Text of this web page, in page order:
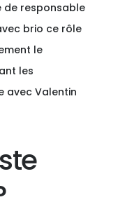
de responsable
brio ce rôle
le
les
avec Valentin